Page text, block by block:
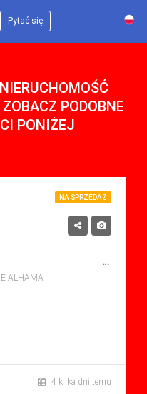
Pytać się
PODOBNE
PONIŻEJ
NA SPRZEDAŻ
NA SPRZEDAŻ APARTMENT W CONDADO DE ALHAMA, ALHAMA DE MURCIA Z BASENEM
ALHAMA
4 kilka dni temu